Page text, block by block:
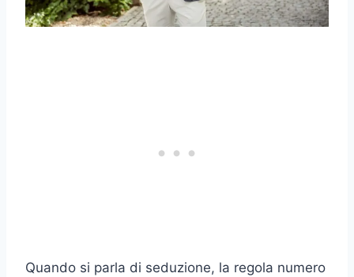
Quando si parla di seduzione, la regola numero